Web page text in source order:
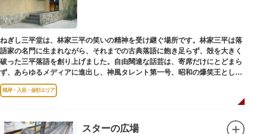
ねぎし三平堂は、林家三平の笑いの精神を受け継ぐ場所です。林家三平は落
語家の名門に生まれながら、それまでの古典落語に飽き足らず、殻を大きく
破った三平落語を創り上げました。自由闊達な話芸は、寄席だけにとどまら
ず、あらゆるメディアに進出し、神風タレント第一号、昭和の爆笑王とし
て、いつまでも日本人の心に残っています。
根岸・入谷・金杉エリア
スターの広場